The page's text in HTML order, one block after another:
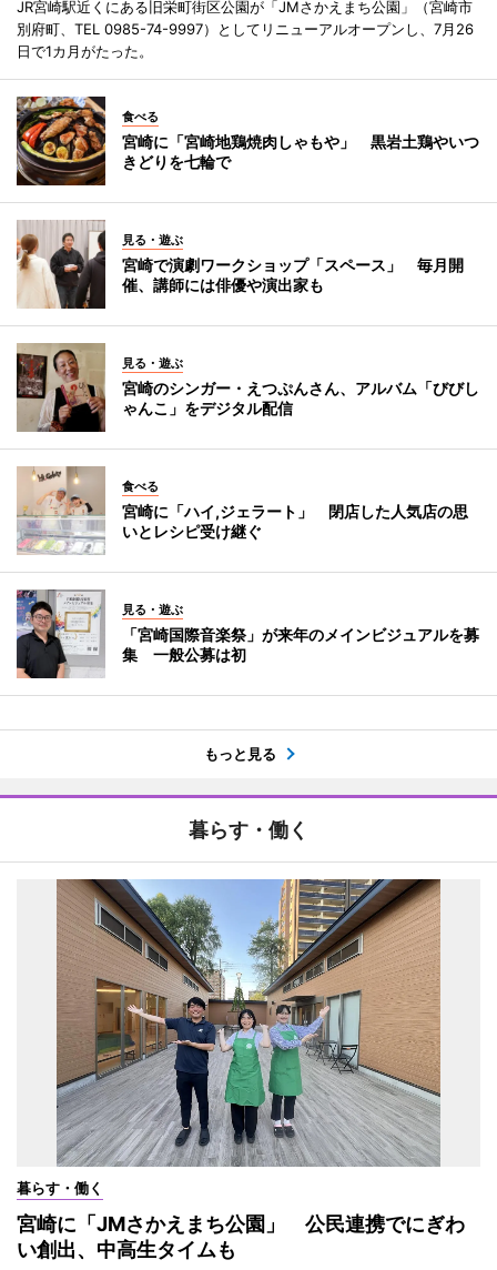
JR宮崎駅近くにある旧栄町街区公園が「JMさかえまち公園」（宮崎市
別府町、TEL 0985-74-9997）としてリニューアルオープンし、7月26
日で1カ月がたった。
食べる
宮崎に「宮崎地鶏焼肉しゃもや」 黒岩土鶏やいつ
きどりを七輪で
見る・遊ぶ
宮崎で演劇ワークショップ「スペース」 毎月開
催、講師には俳優や演出家も
見る・遊ぶ
宮崎のシンガー・えつぷんさん、アルバム「びびし
ゃんこ」をデジタル配信
食べる
宮崎に「ハイ,ジェラート」 閉店した人気店の思
いとレシピ受け継ぐ
見る・遊ぶ
「宮崎国際音楽祭」が来年のメインビジュアルを募
集 一般公募は初
もっと見る
暮らす・働く
暮らす・働く
宮崎に「JMさかえまち公園」 公民連携でにぎわ
い創出、中高生タイムも